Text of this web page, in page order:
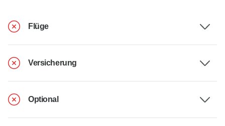
Flüge
Versicherung
Optional